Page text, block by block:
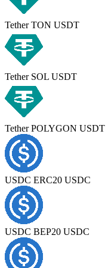
Tether TON USDT
Tether SOL USDT
Tether POLYGON USDT
USDC ERC20 USDC
USDC BEP20 USDC